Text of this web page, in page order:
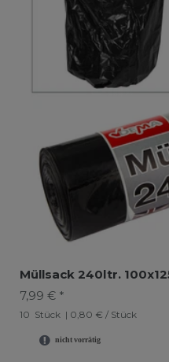
Müllsack 240ltr.
7,99 € *
10 Stück | 0,80 € / Stück